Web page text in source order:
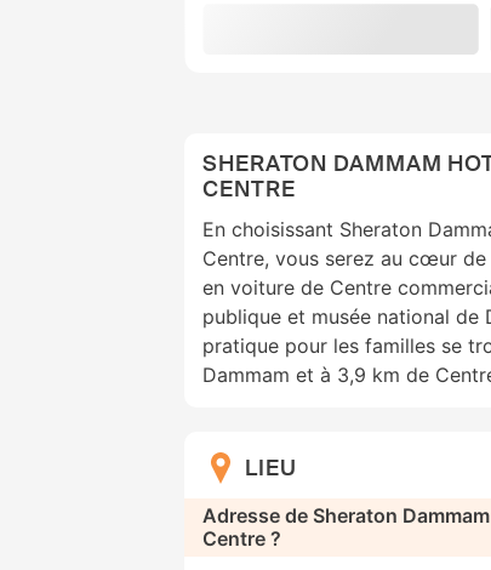
SHERATON DAMMAM
CENTRE
En choisissant Sheraton
Centre, vous serez au cœur
en voiture de Centre
publique et musée national de
pratique pour les familles se
Dammam et à 3,9 km de
LIEU
Adresse de Sheraton
Centre ?